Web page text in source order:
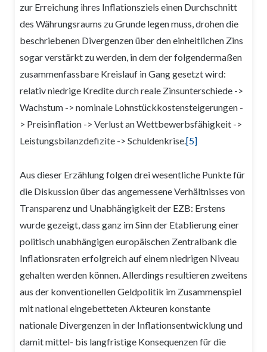
zur Erreichung ihres Inflationsziels einen Durchschnitt
des Währungsraums zu Grunde legen muss, drohen die
beschriebenen Divergenzen über den einheitlichen Zins
sogar verstärkt zu werden, in dem der folgendermaßen
zusammenfassbare Kreislauf in Gang gesetzt wird:
relativ niedrige Kredite durch reale Zinsunterschiede ->
Wachstum -> nominale Lohnstückkostensteigerungen -
> Preisinflation -> Verlust an Wettbewerbsfähigkeit ->
Leistungsbilanzdefizite -> Schuldenkrise.[5]
Aus dieser Erzählung folgen drei wesentliche Punkte für
die Diskussion über das angemessene Verhältnisses von
Transparenz und Unabhängigkeit der EZB: Erstens
wurde gezeigt, dass ganz im Sinn der Etablierung einer
politisch unabhängigen europäischen Zentralbank die
Inflationsraten erfolgreich auf einem niedrigen Niveau
gehalten werden können. Allerdings resultieren zweitens
aus der konventionellen Geldpolitik im Zusammenspiel
mit national eingebetteten Akteuren konstante
nationale Divergenzen in der Inflationsentwicklung und
damit mittel- bis langfristige Konsequenzen für die